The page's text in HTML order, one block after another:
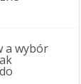
a wybór